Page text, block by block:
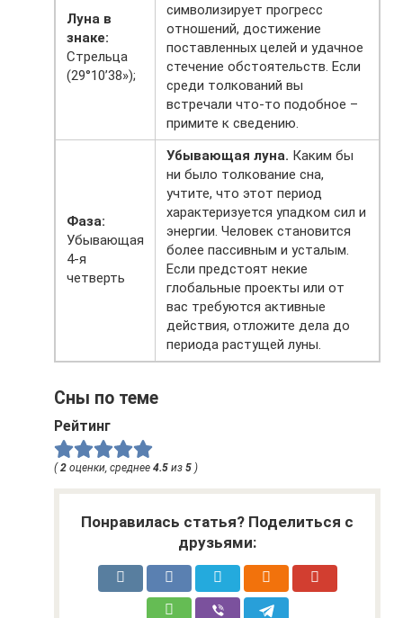
Луна в
знаке:
Стрельца
(29°10’38»);
символизирует прогресс
отношений, достижение
поставленных целей и удачное
стечение обстоятельств. Если
среди толкований вы
встречали что-то подобное –
примите к сведению.
Фаза:
Убывающая
4-я
четверть
Убывающая луна. Каким бы
ни было толкование сна,
учтите, что этот период
характеризуется упадком сил и
энергии. Человек становится
более пассивным и усталым.
Если предстоят некие
глобальные проекты или от
вас требуются активные
действия, отложите дела до
периода растущей луны.
Сны по теме
Рейтинг
( 2 оценки, среднее 4.5 из 5 )
Понравилась статья? Поделиться с
друзьями: